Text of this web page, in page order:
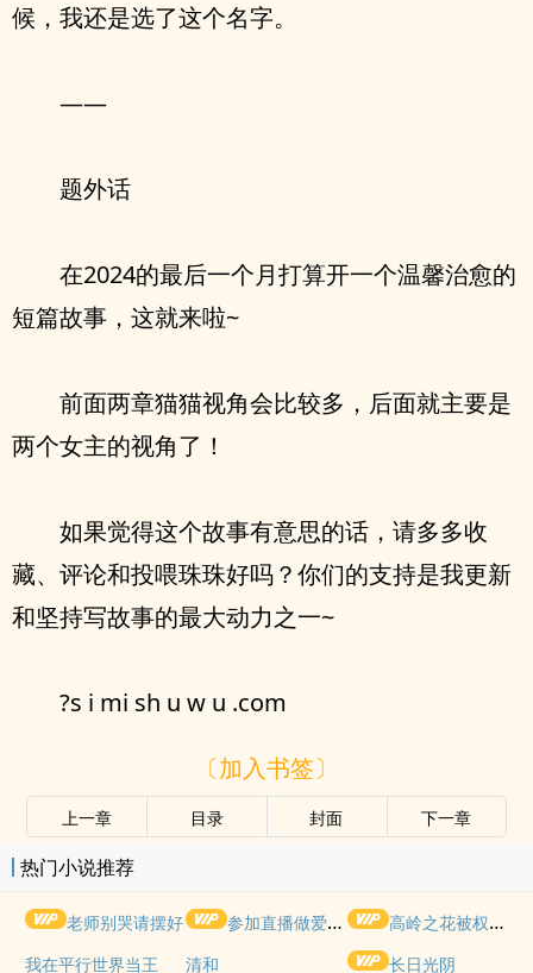
候，我还是选了这个名字。
——
题外话
在2024的最后一个月打算开一个温馨治愈的
短篇故事，这就来啦~
前面两章猫猫视角会比较多，后面就主要是
两个女主的视角了！
如果觉得这个故事有意思的话，请多多收
藏、评论和投喂珠珠好吗？你们的支持是我更新
和坚持写故事的最大动力之一~
?s i mi sh u w u .com
〔加入书签〕
上一章 目录 封面 下一章
热门小说推荐
老师别哭请摆好 参加直播做爱综艺后我火了(NPH)
高岭之花被权贵轮了后
我在平行世界当王
清和 长日光阴